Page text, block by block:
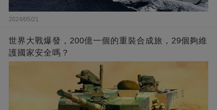
2024/05/21
世界大戰爆發，200億一個的重裝合成旅，29個夠維
護國家安全嗎？